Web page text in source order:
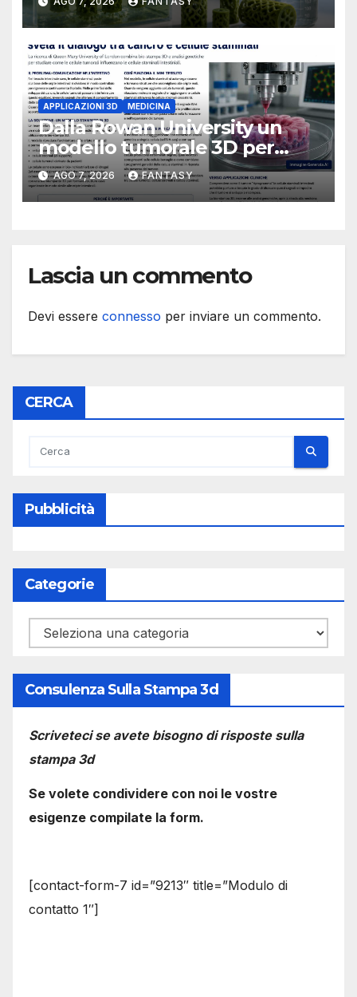
Florida Atlantic University
APPLICAZIONI 3D MEDICINA
Dalla Rowan University un
modello tumorale 3D per
studiare il dialogo tra cancro
e cellule staminali
AGO 7, 2026 FANTASY
Lascia un commento
Devi essere connesso per inviare un commento.
CERCA
Pubblicità
Categorie
Categorie
Consulenza Sulla Stampa 3d
Scriveteci se avete bisogno di risposte sulla
stampa 3d
Se volete condividere con noi le vostre
esigenze compilate la form.
[contact-form-7 id=”9213″ title=”Modulo di
contatto 1″]